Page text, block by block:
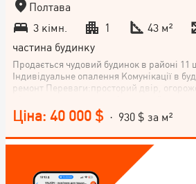
Полтава
3 кімн.
1 43 м²
частина будинку
Продається чудовий будинок в районі 11
Індивідуальне опалення Комунікації в
ремонт Переваги:просторий двір,
Хочете переглянути? Телефонуйте!
Ціна: 40 000 $ · 930 $ за м²